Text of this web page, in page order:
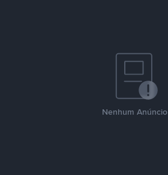
Nenhum Anúncio